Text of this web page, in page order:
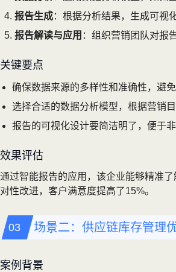
报告生成：根据分析结果，生成可视
报告解读与应用 ：组织营销团队对报
关键要点
确保数据来源的多样性和准确性，避
选择合适的数据分析模型，根据营销
报告的可视化设计要简洁明了，便于
效果评估
通过智能报告的应用，该企业能够精准
对性改进，客户满意度提高了15%。
场景二：供应链库存管理
案例背景